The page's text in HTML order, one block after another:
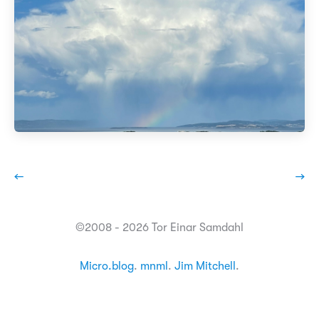
← →
©2008 - 2026 Tor Einar Samdahl
Micro.blog. mnml . Jim Mitchell .